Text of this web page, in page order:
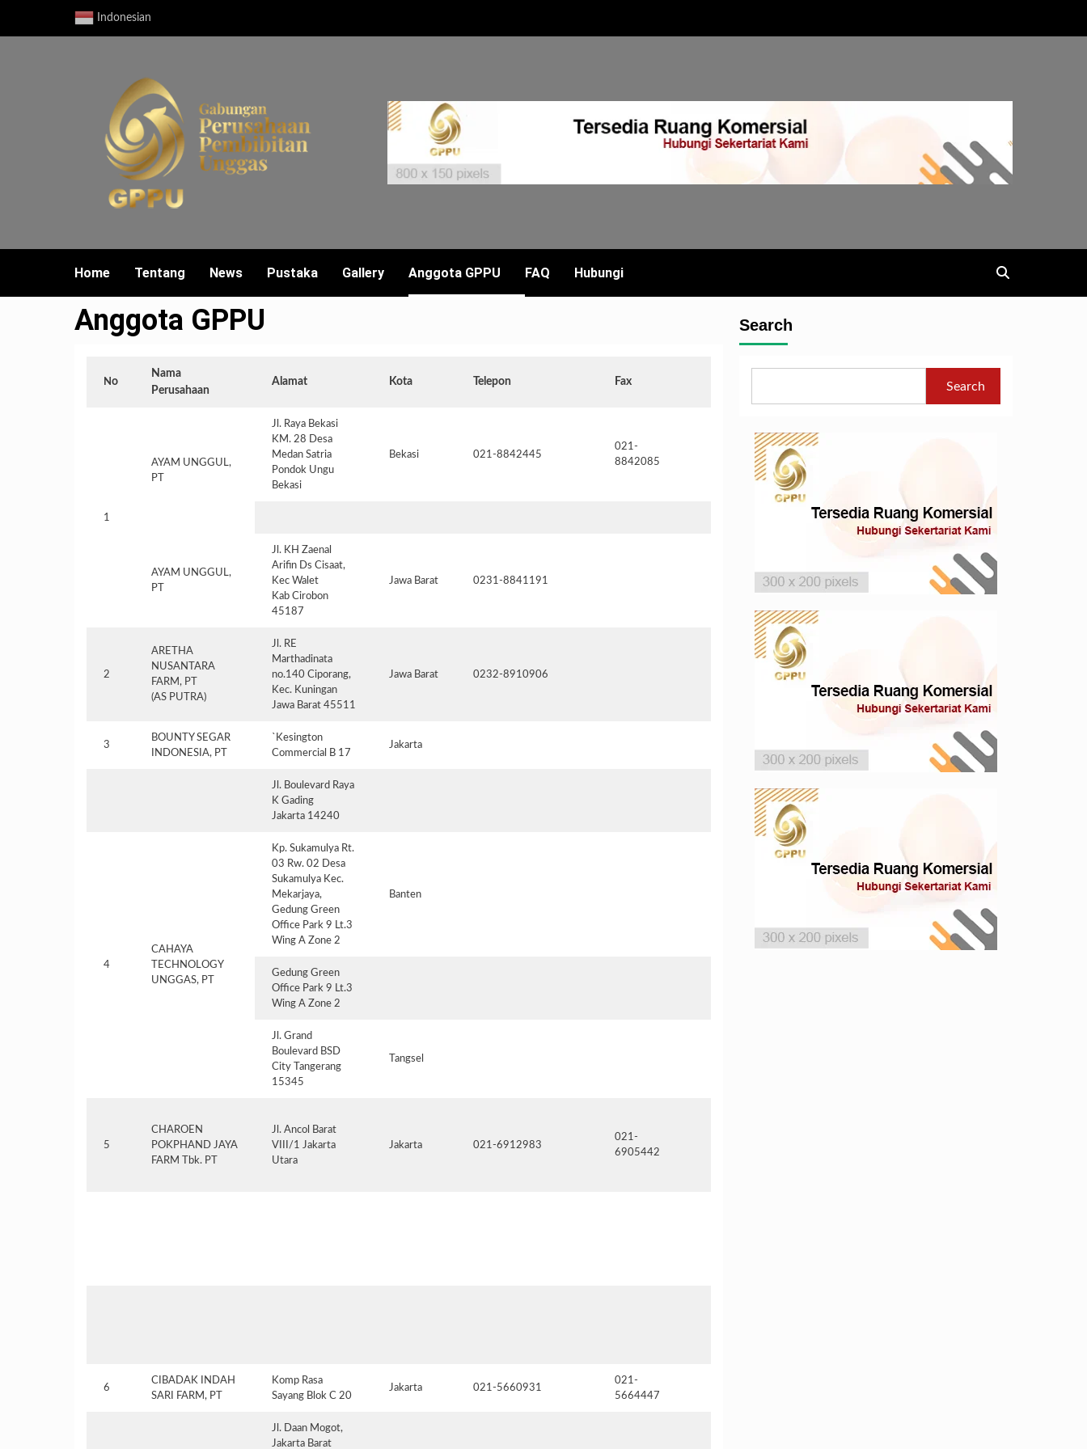
Indonesian
Home Tentang News Pustaka Gallery Anggota GPPU FAQ Hubungi
Anggota GPPU
No
Nama
Perusahaan
Alamat Kota Telepon Fax
1
AYAM UNGGUL,
PT
Jl. Raya Bekasi
KM. 28 Desa
Medan Satria
Pondok Ungu
Bekasi
Bekasi 021-8842445
021-
8842085
juhana@golcoin-id.com
kj.indra@goldcoin-id.com
AYAM UNGGUL,
PT
Jl. KH Zaenal
Arifin Ds Cisaat,
Kec Walet
Kab Cirobon
45187
Jawa Barat 0231-8841191 bambangwanta@gmail.com
2
ARETHA
NUSANTARA
FARM, PT
(AS PUTRA)
Jl. RE
Marthadinata
no.140 Ciporang,
Kec. Kuningan
Jawa Barat 45511
Jawa Barat 0232-8910906 nusantara.aretha@gmail.com
3
BOUNTY SEGAR
INDONESIA, PT
`Kesington
Commercial B 17
Jakarta Norman
Jl. Boulevard Raya
K Gading
Jakarta 14240
4
CAHAYA
TECHNOLOGY
UNGGAS, PT
Kp. Sukamulya Rt.
03 Rw. 02 Desa
Sukamulya Kec.
Mekarjaya,
Gedung Green
Office Park 9 Lt.3
Wing A Zone 2
Banten
Gedung Green
Office Park 9 Lt.3
Wing A Zone 2
Jl. Grand
Boulevard BSD
City Tangerang
15345
Tangsel
5
CHAROEN
POKPHAND JAYA
FARM Tbk. PT
Jl. Ancol Barat
VIII/1 Jakarta
Utara
Jakarta 021-6912983
021-
6905442
6
CIBADAK INDAH
SARI FARM, PT
Komp Rasa
Sayang Blok C 20
Jakarta 021-5660931
021-
5664447
Jl. Daan Mogot,
Jakarta Barat
Search
Search